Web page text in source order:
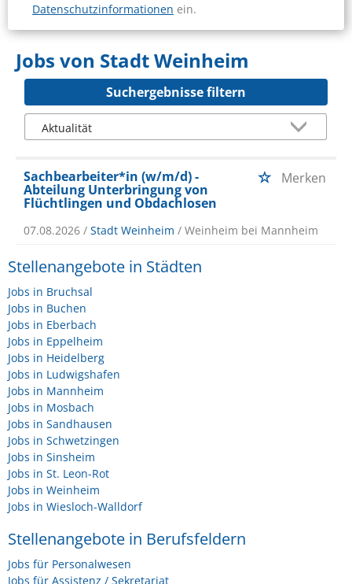
Datenschutzinformationen ein.
Jobs von Stadt Weinheim
Suchergebnisse filtern
Sachbearbeiter*in (w/m/d) -
Abteilung Unterbringung von
Flüchtlingen und Obdachlosen
Merken
07.08.2026 / Stadt Weinheim / Weinheim bei Mannheim
Stellenangebote in Städten
Jobs in Bruchsal
Jobs in Buchen
Jobs in Eberbach
Jobs in Eppelheim
Jobs in Heidelberg
Jobs in Ludwigshafen
Jobs in Mannheim
Jobs in Mosbach
Jobs in Sandhausen
Jobs in Schwetzingen
Jobs in Sinsheim
Jobs in St. Leon-Rot
Jobs in Weinheim
Jobs in Wiesloch-Walldorf
Stellenangebote in Berufsfeldern
Jobs für Personalwesen
Jobs für Assistenz / Sekretariat